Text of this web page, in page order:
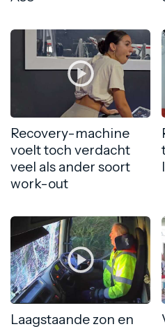
Recovery-machine
voelt toch verdacht
veel als ander soort
work-out
Laagstaande zon en